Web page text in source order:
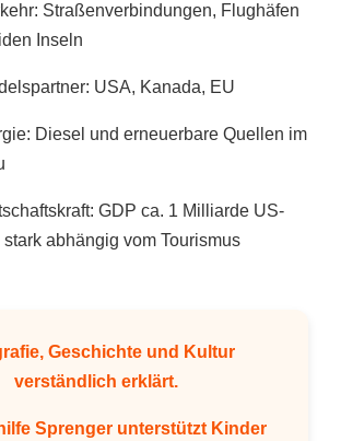
Straßenverbindungen, Flughäfen
Inseln
USA, Kanada, EU
Diesel und erneuerbare Quellen im
GDP ca. 1 Milliarde US-
stark abhängig vom Tourismus
Geschichte und Kultur
verständlich erklärt.
Sprenger unterstützt Kinder